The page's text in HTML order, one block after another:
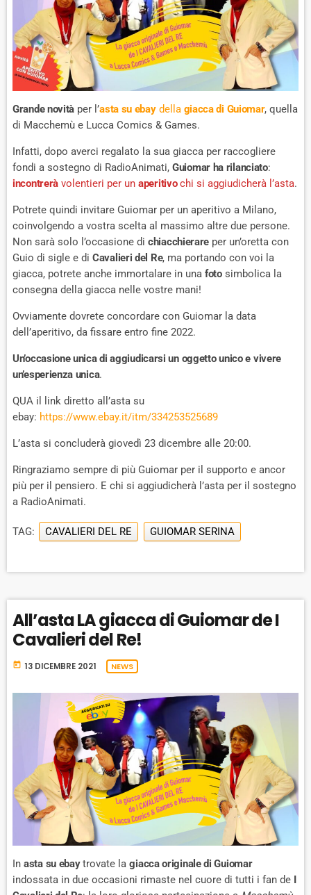
Grande novità per l’asta su ebaydella giacca di Guiomar, quella
di Macchemù e Lucca Comics & Games.
Infatti, dopo averci regalato la sua giacca per raccogliere
fondi a sostegno di RadioAnimati, Guiomar ha rilanciato:
incontrerà volentieri per un aperitivochi si aggiudicherà l’asta.
Potrete quindi invitare Guiomar per un aperitivo a Milano,
coinvolgendo a vostra scelta al massimo altre due persone.
Non sarà solo l’occasione di chiacchierare per un’oretta con
Guio di sigle e di Cavalieri del Re, ma portando con voi la
giacca, potrete anche immortalare in una fotosimbolica la
consegna della giacca nelle vostre mani!
Ovviamente dovrete concordare con Guiomar la data
dell’aperitivo, da fissare entro fine 2022.
Un’occasione unica di aggiudicarsi un oggetto unico e vivere
un’esperienza unica.
QUA il link diretto all’asta su
ebay: https://www.ebay.it/itm/334253525689
L’asta si concluderà giovedì 23 dicembre alle 20:00.
Ringraziamo sempre di più Guiomar per il supporto e ancor
più per il pensiero. E chi si aggiudicherà l’asta per il sostegno
a RadioAnimati.
TAG: CAVALIERI DEL RE GUIOMAR SERINA
All’asta LA giacca di Guiomar de I
Cavalieri del Re!
today 13 DICEMBRE 2021 NEWS
In asta su ebaytrovate lagiacca originale di Guiomar
indossata in due occasioni rimaste nel cuore di tutti i fan de I